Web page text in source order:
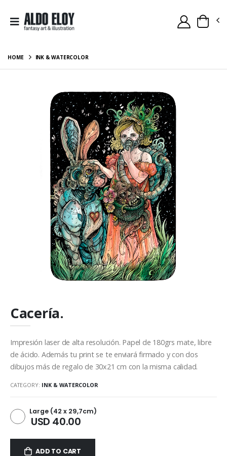
HOME INK & WATERCOLOR
Cacería.
Impresión laser de alta resolución. Papel de 180grs mate, libre
de ácido. Además tu print se te enviará firmado y con dos
dibujos más de regalo de 30x21 cm con la misma calidad.
CATEGORY: INK & WATERCOLOR
Large (42 x 29,7cm)
USD 40.00
ADD TO CART